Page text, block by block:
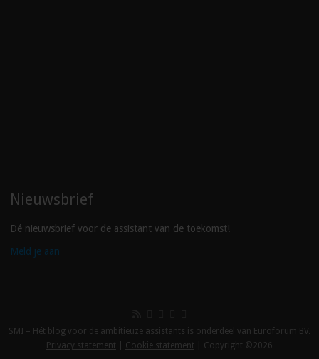
Nieuwsbrief
Dé nieuwsbrief voor de assistant van de toekomst!
Meld je aan
SMI – Hét blog voor de ambitieuze assistants is onderdeel van Euroforum BV.
Privacy statement
Cookie statement | Copyright ©2026